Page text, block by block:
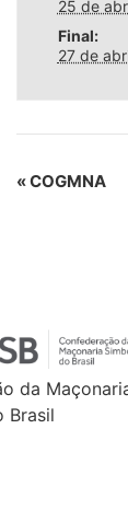
25 de
Final:
27 de
«COGMNA
da
Brasil